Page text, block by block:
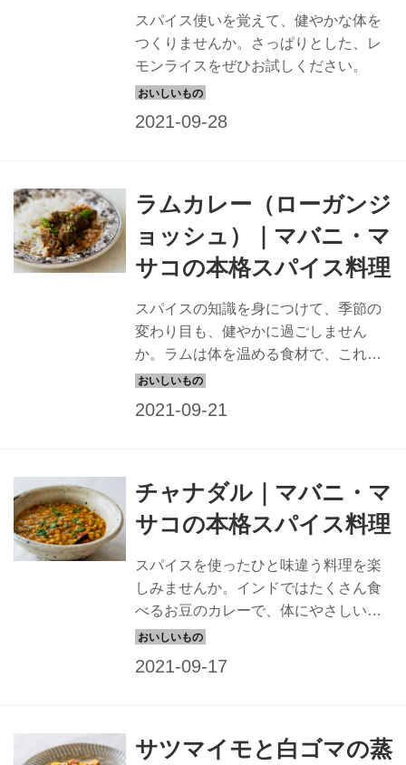
スパイス使いを覚えて、健やかな体を
つくりませんか。さっぱりとした、レ
モンライスをぜひお試しください。
ラムカレー（ローガンジ
ョッシュ）｜マバニ・マ
サコの本格スパイス料理
スパイスの知識を身につけて、季節の
変わり目も、健やかに過ごしません
か。ラムは体を温める食材で、これか
らの季節にぴったりです。インド北部
チャナダル｜マバニ・マ
サコの本格スパイス料理
スパイスを使ったひと味違う料理を楽
しみませんか。インドではたくさん食
べるお豆のカレーで、体にやさしい一
品です。
サツマイモと白ゴマの蒸